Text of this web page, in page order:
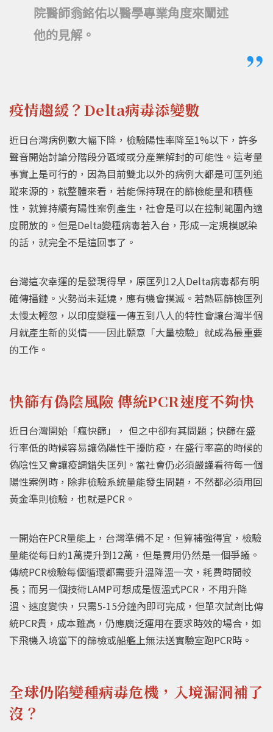
院醫師翁銘佑以醫學專業角度來闡述
他的見解。
疫情趨緩？Delta病毒添變數
近日台灣病例數大幅下降，檢驗陽性率降至1%以下，許多
聲音開始討論分階段分區域或分產業解封的可能性。這考量
事實上是可行的，因為目前雙北以外的病例大都是可匡列追
蹤來源的，就整體來看，若能保持現在的篩檢能量和積極
性，就算持續有陽性案例產生，社會是可以在控制範圍內適
度開放的。但是Delta變種病毒若入台，形成一定規模感染
的話，就完全不是這回事了。
台灣這次幸運的是發現得早，原匡列12人Delta病毒都有明
確傳播鏈。火勢尚未延燒，應有機會撲滅。若熱區篩檢匡列
太慢太輕忽，以印度變種一傳五到八人的特性會讓台灣半個
月就產生新的災情——因此願意「大量檢驗」就成為最重要
的工作。
快篩有偽陰風險 傳統PCR速度不夠快
近日台灣開始「瘋快篩」， 但之中卻有其問題；快篩在盛
行率低的時候容易讓偽陽性干擾防疫，在盛行率高的時候的
偽陰性又會讓疫調錯失匡列。當社會仍必須嚴謹看待每一個
陽性案例時，除非檢驗系統量能發生問題，不然都必須用回
黃金準則檢驗，也就是PCR。
一開始在PCR量能上，台灣準備不足，但算補強得宜，檢驗
量能從每日約1萬提升到12萬，但是費用仍然是一個爭議。
傳統PCR檢驗每個循環都需要升溫降溫一次，耗費時間較
長；而另一個技術LAMP可想成是恆溫式PCR，不用升降
溫、速度變快，只需5-15分鐘內即可完成，但單次試劑比傳
統PCR貴，成本雖高，仍應廣泛運用在要求時效的場合，如
下飛機入境當下的篩檢或船艦上無法送實驗室跑PCR時。
全球仍陷變種病毒危機，入境漏洞補了
沒？